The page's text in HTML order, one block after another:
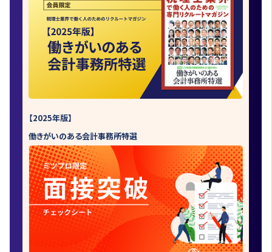
【2025年版】
働きがいのある会計事務所特選